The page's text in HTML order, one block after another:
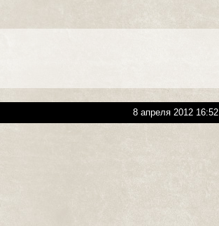
8 апреля 2012 16:52